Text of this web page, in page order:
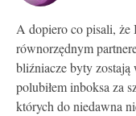
A dopiero co pisali, że
równorzędnym
bliźniacze byty
polubiłem inboksa za
których do niedawna